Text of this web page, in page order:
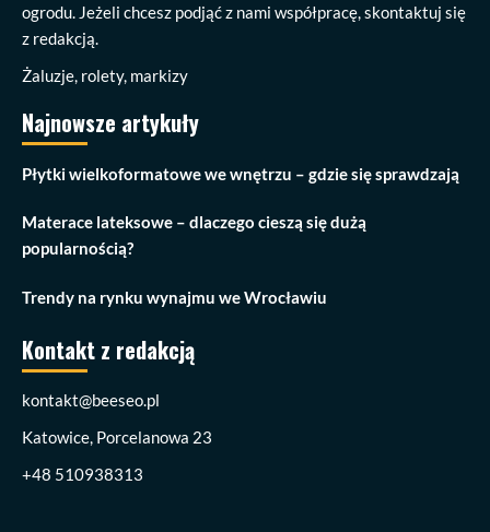
ogrodu. Jeżeli chcesz podjąć z nami współpracę, skontaktuj się
z redakcją.
Żaluzje, rolety, markizy
Najnowsze artykuły
Płytki wielkoformatowe we wnętrzu – gdzie się sprawdzają
Materace lateksowe – dlaczego cieszą się dużą
popularnością?
Trendy na rynku wynajmu we Wrocławiu
Kontakt z redakcją
kontakt@beeseo.pl
Katowice, Porcelanowa 23
+48 510938313